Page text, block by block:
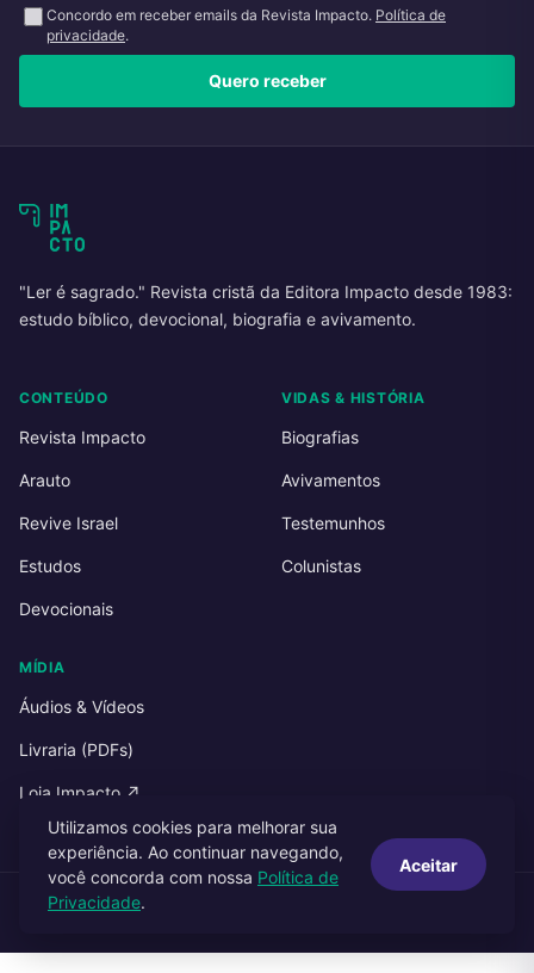
Concordo em receber emails da Revista Impacto. Política de
privacidade.
Quero receber
"Ler é sagrado." Revista cristã da Editora Impacto desde 1983:
estudo bíblico, devocional, biografia e avivamento.
CONTEÚDO
Revista Impacto
Arauto
Revive Israel
Estudos
Devocionais
VIDAS & HISTÓRIA
Biografias
Avivamentos
Testemunhos
Colunistas
MÍDIA
Áudios & Vídeos
Livraria (PDFs)
Loja Impacto ↗
© 2026 Impacto Publicações. Todos os direitos reservados.
Utilizamos cookies para melhorar sua
experiência. Ao continuar navegando,
você concorda com nossa Política de
Privacidade.
Aceitar